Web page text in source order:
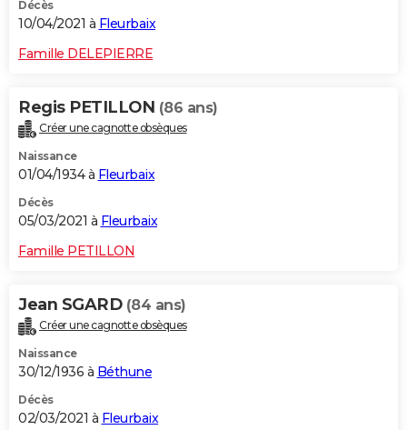
Décès
10/04/2021 à Fleurbaix
Famille DELEPIERRE
Regis PETILLON (86 ans)
Créer une cagnotte obsèques
Naissance
01/04/1934 à Fleurbaix
Décès
05/03/2021 à Fleurbaix
Famille PETILLON
Jean SGARD (84 ans)
Créer une cagnotte obsèques
Naissance
30/12/1936 à Béthune
Décès
02/03/2021 à Fleurbaix